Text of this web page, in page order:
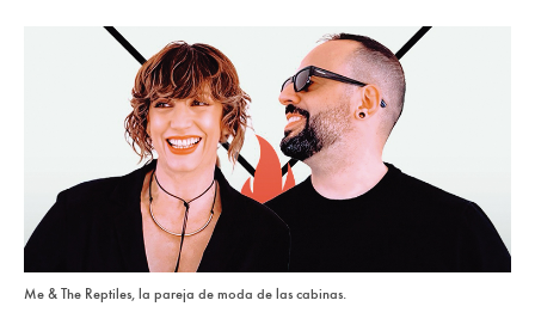
Me & The Reptiles, la pareja de moda de las cabinas.